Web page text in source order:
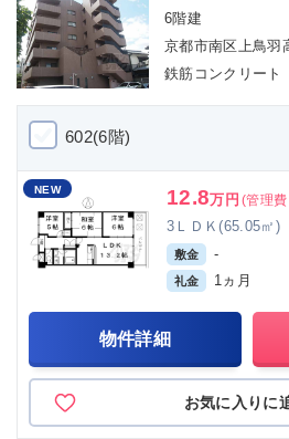
6階建
京都市南区上鳥羽
鉄筋コンクリート
602(6階)
NEW 12.8万円 (管理
3ＬＤＫ(65.05㎡)
敷金 -
礼金 1ヵ月
物件詳細
お気に入りに